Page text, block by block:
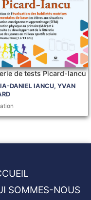
de tests Picard-Iancu
DANIEL IANCU, YVAN
SOMMES-NOUS